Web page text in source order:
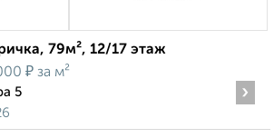
79м², 12/17 этаж
₽ за м²
5
›